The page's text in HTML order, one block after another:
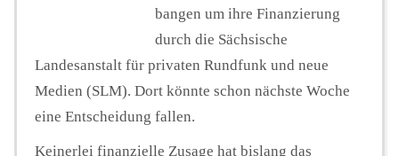
bangen um ihre Finanzierung
durch die Sächsische
Landesanstalt für privaten Rundfunk und neue
Medien (SLM). Dort könnte schon nächste Woche
eine Entscheidung fallen.
Keinerlei finanzielle Zusage hat bislang das